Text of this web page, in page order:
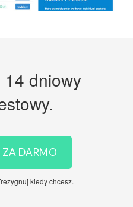
14 dniowy
DARMO
kiedy chcesz.